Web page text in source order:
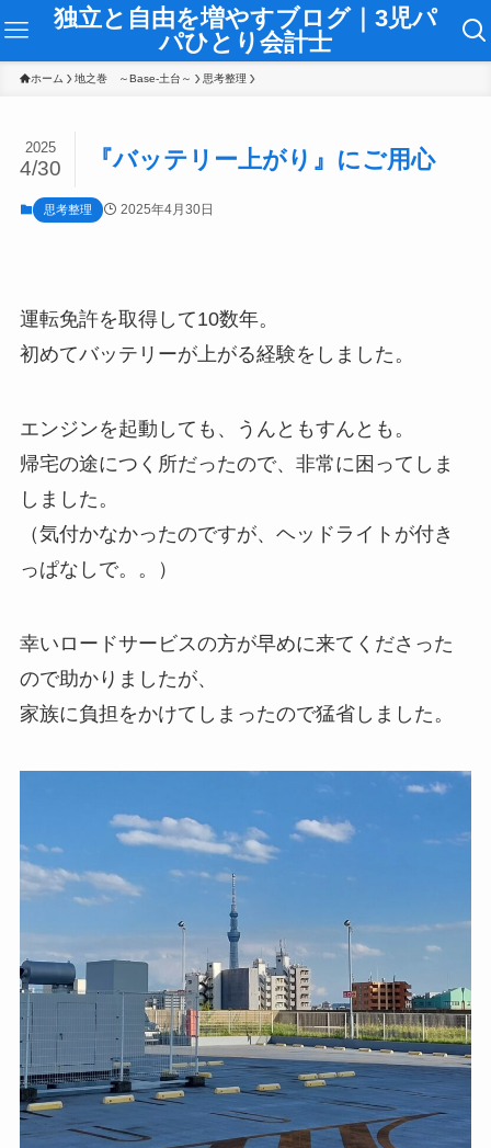
独立と自由を増やすブログ｜3児パ
パひとり会計士
ホーム 地之巻 ～Base-土台～ 思考整理
『バッテリー上がり』にご用心
2025
4/30
思考整理 2025年4月30日
運転免許を取得して10数年。
初めてバッテリーが上がる経験をしました。
エンジンを起動しても、うんともすんとも。
帰宅の途につく所だったので、非常に困ってしま
しました。
（気付かなかったのですが、ヘッドライトが付き
っぱなしで。。）
幸いロードサービスの方が早めに来てくださった
ので助かりましたが、
家族に負担をかけてしまったので猛省しました。